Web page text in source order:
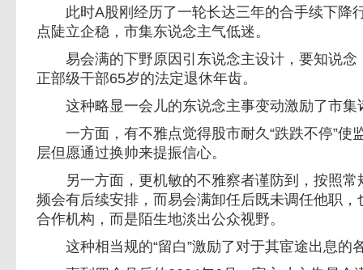
此时A股刚经历了一轮长达三年的合手续下降
点陡立企稳，市集东说念主气低迷。
易会满的下野原因引东说念主设计，要知说念
正部级干部65岁的法定退休年齿。
这种略显一会儿的东说念主事变动激励了市集
一方面，有不雅点觉得股市耐久“跌跌不停”使
层但愿通过换帅来提振信心。
另一方面，更机敏的不雅察者谨防到，按照常
频会有后续安排，而易会满卸任后既未调任他职
合作机构，而是陌生地淡出公众视野。
这种相当规的“留白”激励了对于其宦途出息的